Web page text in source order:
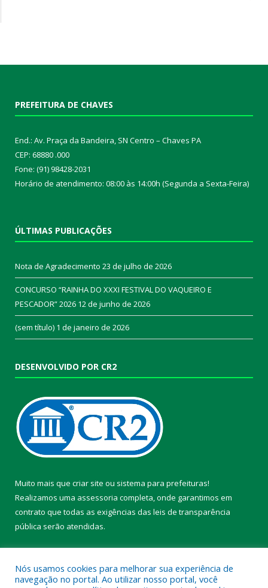
PREFEITURA DE CHAVES
End.: Av. Praça da Bandeira, SN Centro – Chaves PA
CEP: 68880 .000
Fone: (91) 98428-2031
Horário de atendimento: 08:00 às 14:00h (Segunda a Sexta-Feira)
ÚLTIMAS PUBLICAÇÕES
Nota de Agradecimento 23 de julho de 2026
CONCURSO “RAINHA DO XXXI FESTIVAL DO VAQUEIRO E
PESCADOR” 2026 12 de junho de 2026
(sem título) 1 de janeiro de 2026
DESENVOLVIDO POR CR2
Muito mais que criar site ou sistema para prefeituras!
Realizamos uma assessoria completa, onde garantimos em
contrato que todas as exigências das leis de transparência
pública serão atendidas.
Nós usamos cookies para melhorar sua experiência de
navegação no portal. Ao utilizar nosso portal, você